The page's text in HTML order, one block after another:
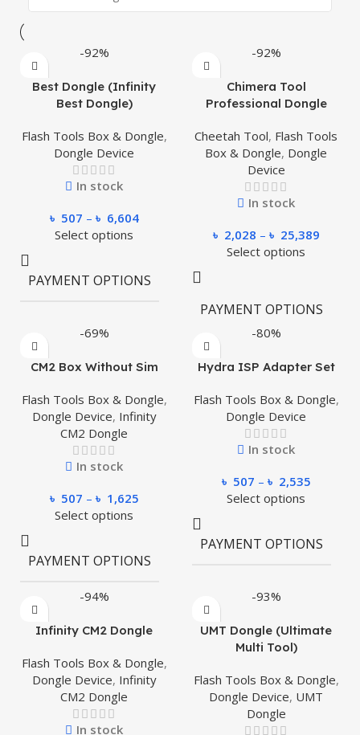
-92%
Best Dongle (Infinity
Best Dongle)
Flash Tools Box & Dongle,
Dongle Device
In stock
৳ 507 – ৳ 6,604
Select options
PAYMENT OPTIONS
Delivery,
-92%
Chimera Tool
Professional Dongle
Cheetah Tool, Flash Tools
Box & Dongle, Dongle
Device
In stock
৳ 2,028 – ৳ 25,389
Select options
PAYMENT OPTIONS
-69%
CM2 Box Without Sim
Flash Tools Box & Dongle,
Dongle Device, Infinity
CM2 Dongle
In stock
৳ 507 – ৳ 1,625
Select options
PAYMENT OPTIONS
Cash on
-80%
Hydra ISP Adapter Set
Flash Tools Box & Dongle,
Dongle Device
In stock
৳ 507 – ৳ 2,535
Select options
PAYMENT OPTIONS
-94%
Infinity CM2 Dongle
Flash Tools Box & Dongle,
Dongle Device, Infinity
CM2 Dongle
In stock
-93%
UMT Dongle (Ultimate
Multi Tool)
Flash Tools Box & Dongle,
Dongle Device, UMT
Dongle